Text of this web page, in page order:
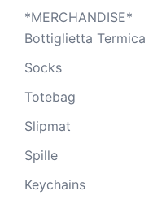
*MERCHANDISE*
Bottiglietta Termica
Socks
Totebag
Slipmat
Spille
Keychains